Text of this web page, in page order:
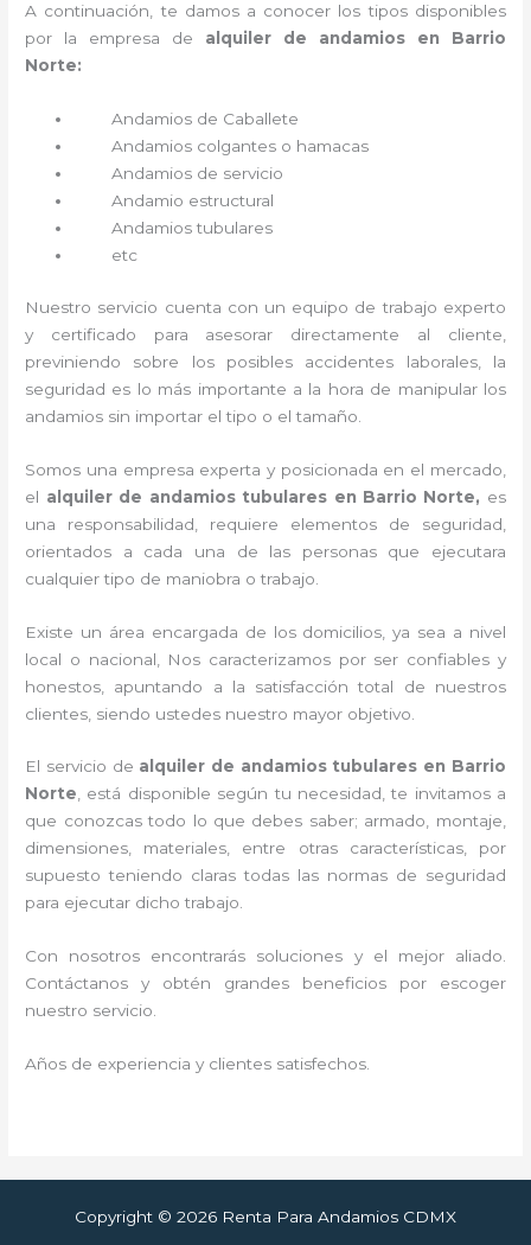
A continuación, te damos a conocer los tipos disponibles
por la empresa de alquiler de andamios en Barrio
Norte:
Andamios de Caballete
Andamios colgantes o hamacas
Andamios de servicio
Andamio estructural
Andamios tubulares
etc
Nuestro servicio cuenta con un equipo de trabajo experto
y certificado para asesorar directamente al cliente,
previniendo sobre los posibles accidentes laborales, la
seguridad es lo más importante a la hora de manipular los
andamios sin importar el tipo o el tamaño.
Somos una empresa experta y posicionada en el mercado,
el alquiler de andamios tubulares en Barrio Norte, es
una responsabilidad, requiere elementos de seguridad,
orientados a cada una de las personas que ejecutara
cualquier tipo de maniobra o trabajo.
Existe un área encargada de los domicilios, ya sea a nivel
local o nacional, Nos caracterizamos por ser confiables y
honestos, apuntando a la satisfacción total de nuestros
clientes, siendo ustedes nuestro mayor objetivo.
El servicio de alquiler de andamios tubulares en Barrio
Norte, está disponible según tu necesidad, te invitamos a
que conozcas todo lo que debes saber; armado, montaje,
dimensiones, materiales, entre otras características, por
supuesto teniendo claras todas las normas de seguridad
para ejecutar dicho trabajo.
Con nosotros encontrarás soluciones y el mejor aliado.
Contáctanos y obtén grandes beneficios por escoger
nuestro servicio.
Años de experiencia y clientes satisfechos.
Copyright © 2026 Renta Para Andamios CDMX